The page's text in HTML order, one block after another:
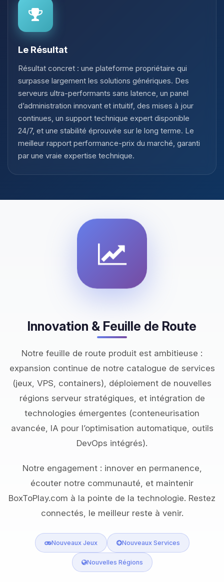
Le Résultat
Résultat concret : une plateforme propriétaire qui
surpasse largement les solutions génériques. Des
serveurs ultra-performants sans latence, un panel
d’administration innovant et intuitif, des mises à jour
continues, un support technique expert disponible
24/7, et une stabilité éprouvée sur le long terme. Le
meilleur rapport performance-prix du marché, garanti
par une vraie expertise technique.
Innovation & Feuille de Route
Notre feuille de route produit est ambitieuse :
expansion continue de notre catalogue de services
(jeux, VPS, containers), déploiement de nouvelles
régions serveur stratégiques, et intégration de
technologies émergentes (conteneurisation
avancée, IA pour l’optimisation automatique, outils
DevOps intégrés).
Notre engagement : innover en permanence,
écouter notre communauté, et maintenir
BoxToPlay.com à la pointe de la technologie. Restez
connectés, le meilleur reste à venir.
Nouveaux Jeux Nouveaux Services
Nouvelles Régions